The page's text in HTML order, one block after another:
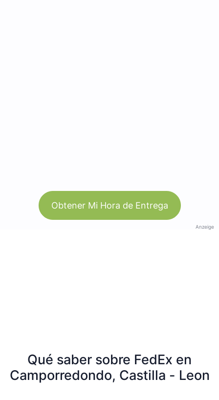
Obtener Mi Hora de Entrega
Anzeige
Qué saber sobre FedEx en
Camporredondo, Castilla - Leon